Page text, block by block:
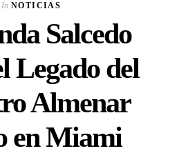
In NOTICIAS
Salcedo
Legado del
Almenar
en Miami